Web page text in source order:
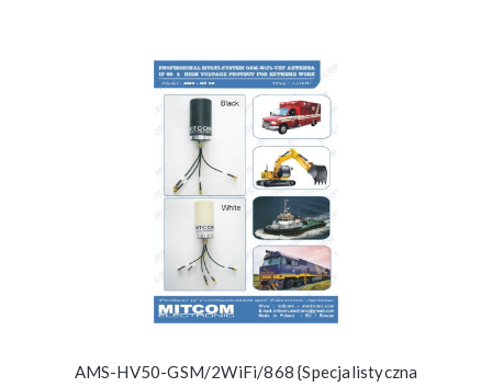
AMS-HV50-GSM/2WiFi/868 {Specjalistyczna